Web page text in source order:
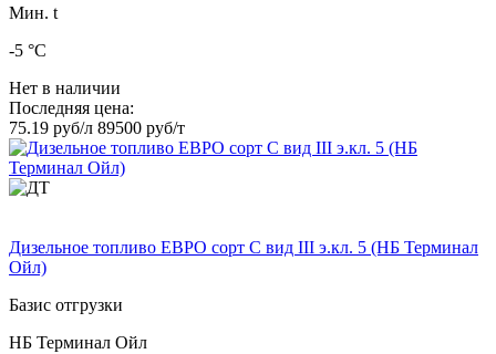
Мин. t
-5 °C
Нет в наличии
Последняя цена:
75.19 руб/л 89500 руб/т
Дизельное топливо ЕВРО сорт C вид III э.кл. 5 (НБ Терминал
Ойл)
Базис отгрузки
НБ Терминал Ойл